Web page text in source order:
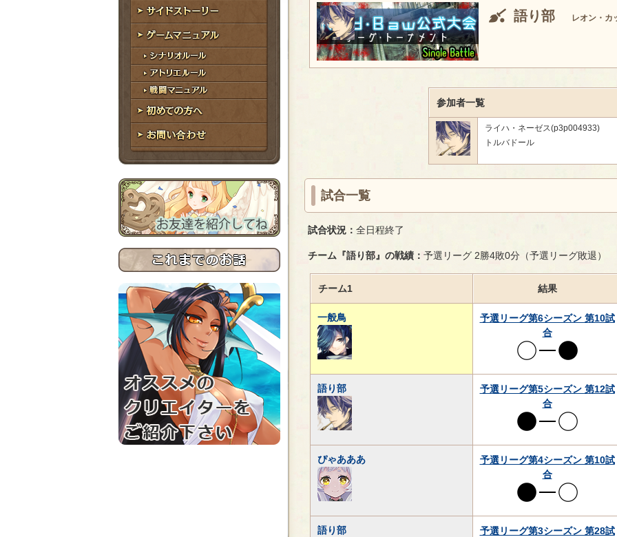
世界観
サイドストーリー
ゲームマニュアル
シナリオルール
アトリエルール
戦闘マニュアル
初めての方へ
お問い合わせ
語り部 レオン・カ
参加者一覧
ライハ・ネーゼス(p3p004933)
トルバドール
試合一覧
試合状況： 全日程終了
チーム『語り部』の戦績： 予選リーグ 2勝4敗0分（予選リーグ敗退）
チーム1 結果
一般鳥
予選リーグ第6シーズン 第10試
合
語り部
予選リーグ第5シーズン 第12試
合
ぴゃあああ
予選リーグ第4シーズン 第10試
合
語り部 予選リーグ第3シーズン 第28試